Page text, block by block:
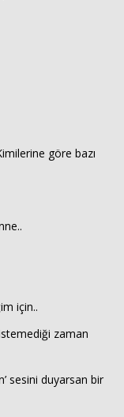
göre bazı
için..
zaman
sesini duyarsan bir